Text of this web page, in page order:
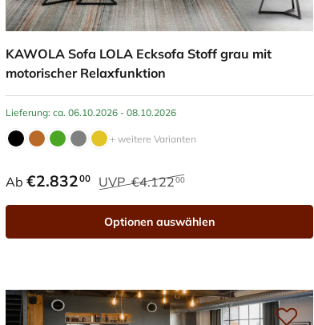
KAWOLA Sofa LOLA Ecksofa Stoff grau mit
motorischer Relaxfunktion
Lieferung: ca. 06.10.2026 - 08.10.2026
+ weitere Varianten
Ab €2.83200 UVP €4.12200
Optionen auswählen